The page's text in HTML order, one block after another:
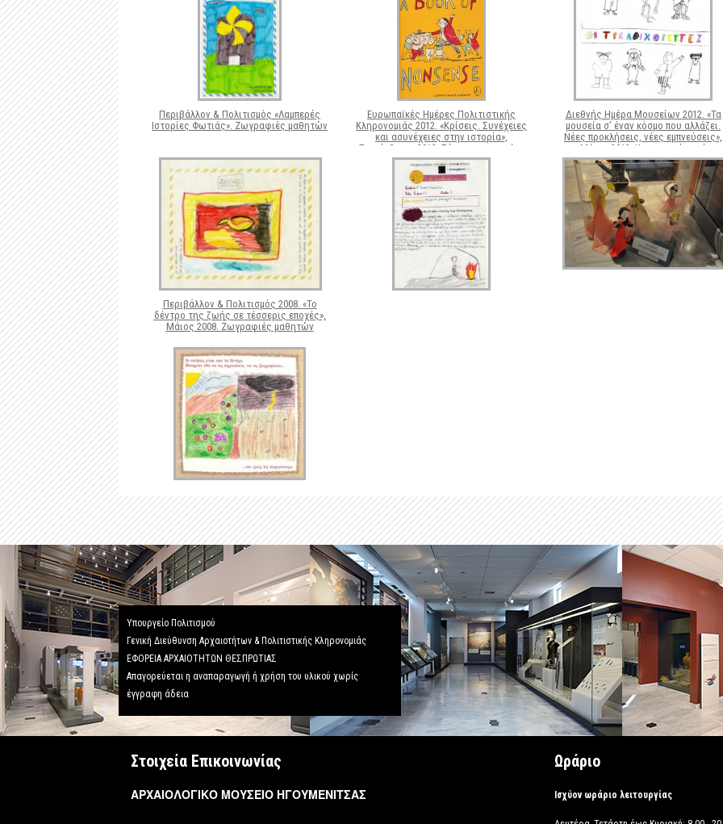
Περιβάλλον & Πολιτισμός «Λαμπερές
Ιστορίες Φωτιάς». Ζωγραφιές μαθητών
Ευρωπαϊκές Ημέρες Πολιτιστικής
Κληρονομιάς 2012. «Κρίσεις. Συνέχειες
και ασυνέχειες στην ιστορία»,
Σεπτέμβριος 2012. Σύντομες ιστορίες
από μαθητές Δημοτικού και Γυμνασίου
στο πλαίσιο της εκπαιδευτικής δράσης
«τι θα συνέβαινε εάν…;»
Διεθνής Ημέρα Μουσείων 2012. «Τα
μουσεία σ’ έναν κόσμο που αλλάζει.
Νέες προκλήσεις, νέες εμπνεύσεις»,
Μάιος 2012. Κατασκευές από
ανακυκλώσιμα υλικά στο πλαίσιο
εικαστικής μαθητικής έκθεσης «μη
πετάς, δεν είμαι σκουπίδι»
Περιβάλλον & Πολιτισμός 2008. «Το
δέντρο της ζωής σε τέσσερις εποχές»,
Μάιος 2008. Ζωγραφιές μαθητών
Υπουργείο Πολιτισμού
Γενική Διεύθυνση Αρχαιοτήτων & Πολιτιστικής Κληρονομιάς
ΕΦΟΡΕΙΑ ΑΡΧΑΙΟΤΗΤΩΝ ΘΕΣΠΡΩΤΙΑΣ
Απαγορεύεται η αναπαραγωγή ή χρήση του υλικού χωρίς
έγγραφη άδεια
Στοιχεία Επικοινωνίας
ΑΡΧΑΙΟΛΟΓΙΚΟ ΜΟΥΣΕΙΟ ΗΓΟΥΜΕΝΙΤΣΑΣ
Ωράριο
Ισχύον ωράριο λειτουργίας